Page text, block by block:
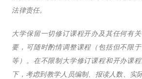
法律责任。
大学保留一切修订课程开办及其任何有
要，可随时酌情调整课程（包括但不限
等）。在不限制大学修订课程和开办课
下，考虑到教学人员编制、报读人数、实